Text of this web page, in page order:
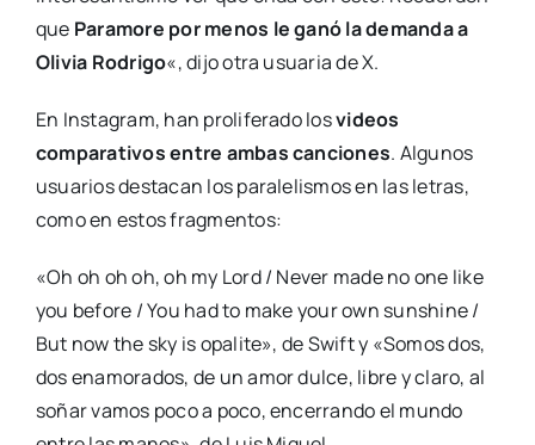
que Paramore por menos le ganó la demanda a
Olivia Rodrigo«, dijo otra usuaria de X.
En Instagram, han proliferado losvideos
comparativos entre ambas canciones. Algunos
usuarios destacan los paralelismos en las letras,
como en estos fragmentos:
«Oh oh oh oh, oh my Lord / Never made no one like
you before / You had to make your own sunshine /
But now the sky is opalite», de Swift y «Somos dos,
dos enamorados, de un amor dulce, libre y claro, al
soñar vamos poco a poco, encerrando el mundo